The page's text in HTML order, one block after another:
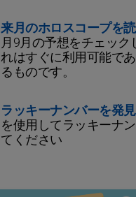
来月のホロスコープを
月9月の予想をチェック
れはすぐに利用可能で
るものです。
ラッキーナンバーを発
を使用してラッキーナ
てください